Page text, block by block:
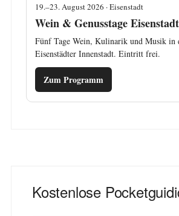
19.–23. August 2026 · Eisenstadt
Wein & Genusstage Eisenstadt
Fünf Tage Wein, Kulinarik und Musik in
Eisenstädter Innenstadt. Eintritt frei.
Zum Programm
Kostenlose